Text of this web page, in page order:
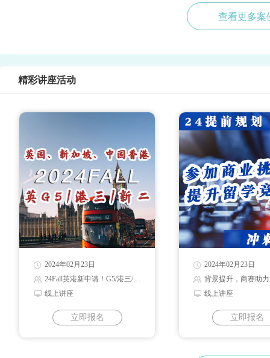
查看更多案
精彩讲座活动
2024年02月23日
24Fall英港新申请！G5/港三/新二录取解读
线上讲座
立即报名
2024年02月23日
背景提升，商赛助力
线上讲座
立即报名